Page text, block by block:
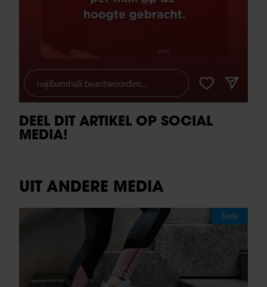
DEEL DIT ARTIKEL OP SOCIAL
MEDIA!
UIT ANDERE MEDIA
Sante